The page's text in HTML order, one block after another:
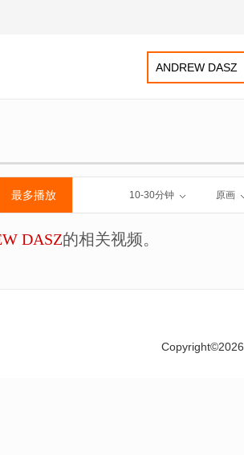
最多播放 10-30分钟 原画
DASZ的相关视频。
Copyright©2026